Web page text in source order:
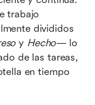
trabajo
divididos
y Hecho— lo
de las tareas,
en tiempo